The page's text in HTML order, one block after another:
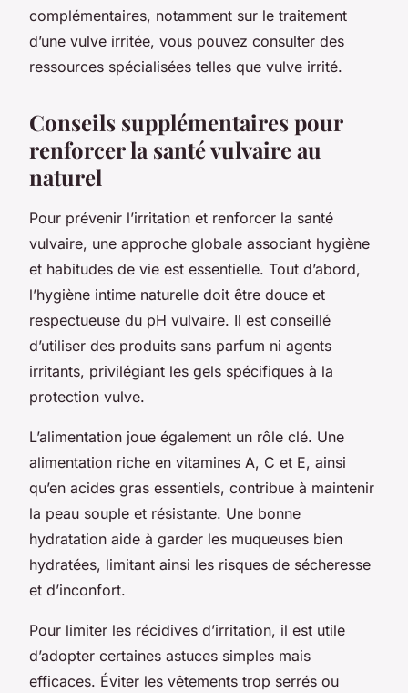
complémentaires, notamment sur le traitement
d’une vulve irritée, vous pouvez consulter des
ressources spécialisées telles que vulve irrité.
Conseils supplémentaires pour
renforcer la santé vulvaire au
naturel
Pour prévenir l’irritation et renforcer la santé
vulvaire, une approche globale associant hygiène
et habitudes de vie est essentielle. Tout d’abord,
l’hygiène intime naturelle doit être douce et
respectueuse du pH vulvaire. Il est conseillé
d’utiliser des produits sans parfum ni agents
irritants, privilégiant les gels spécifiques à la
protection vulve.
L’alimentation joue également un rôle clé. Une
alimentation riche en vitamines A, C et E, ainsi
qu’en acides gras essentiels, contribue à maintenir
la peau souple et résistante. Une bonne
hydratation aide à garder les muqueuses bien
hydratées, limitant ainsi les risques de sécheresse
et d’inconfort.
Pour limiter les récidives d’irritation, il est utile
d’adopter certaines astuces simples mais
efficaces. Éviter les vêtements trop serrés ou